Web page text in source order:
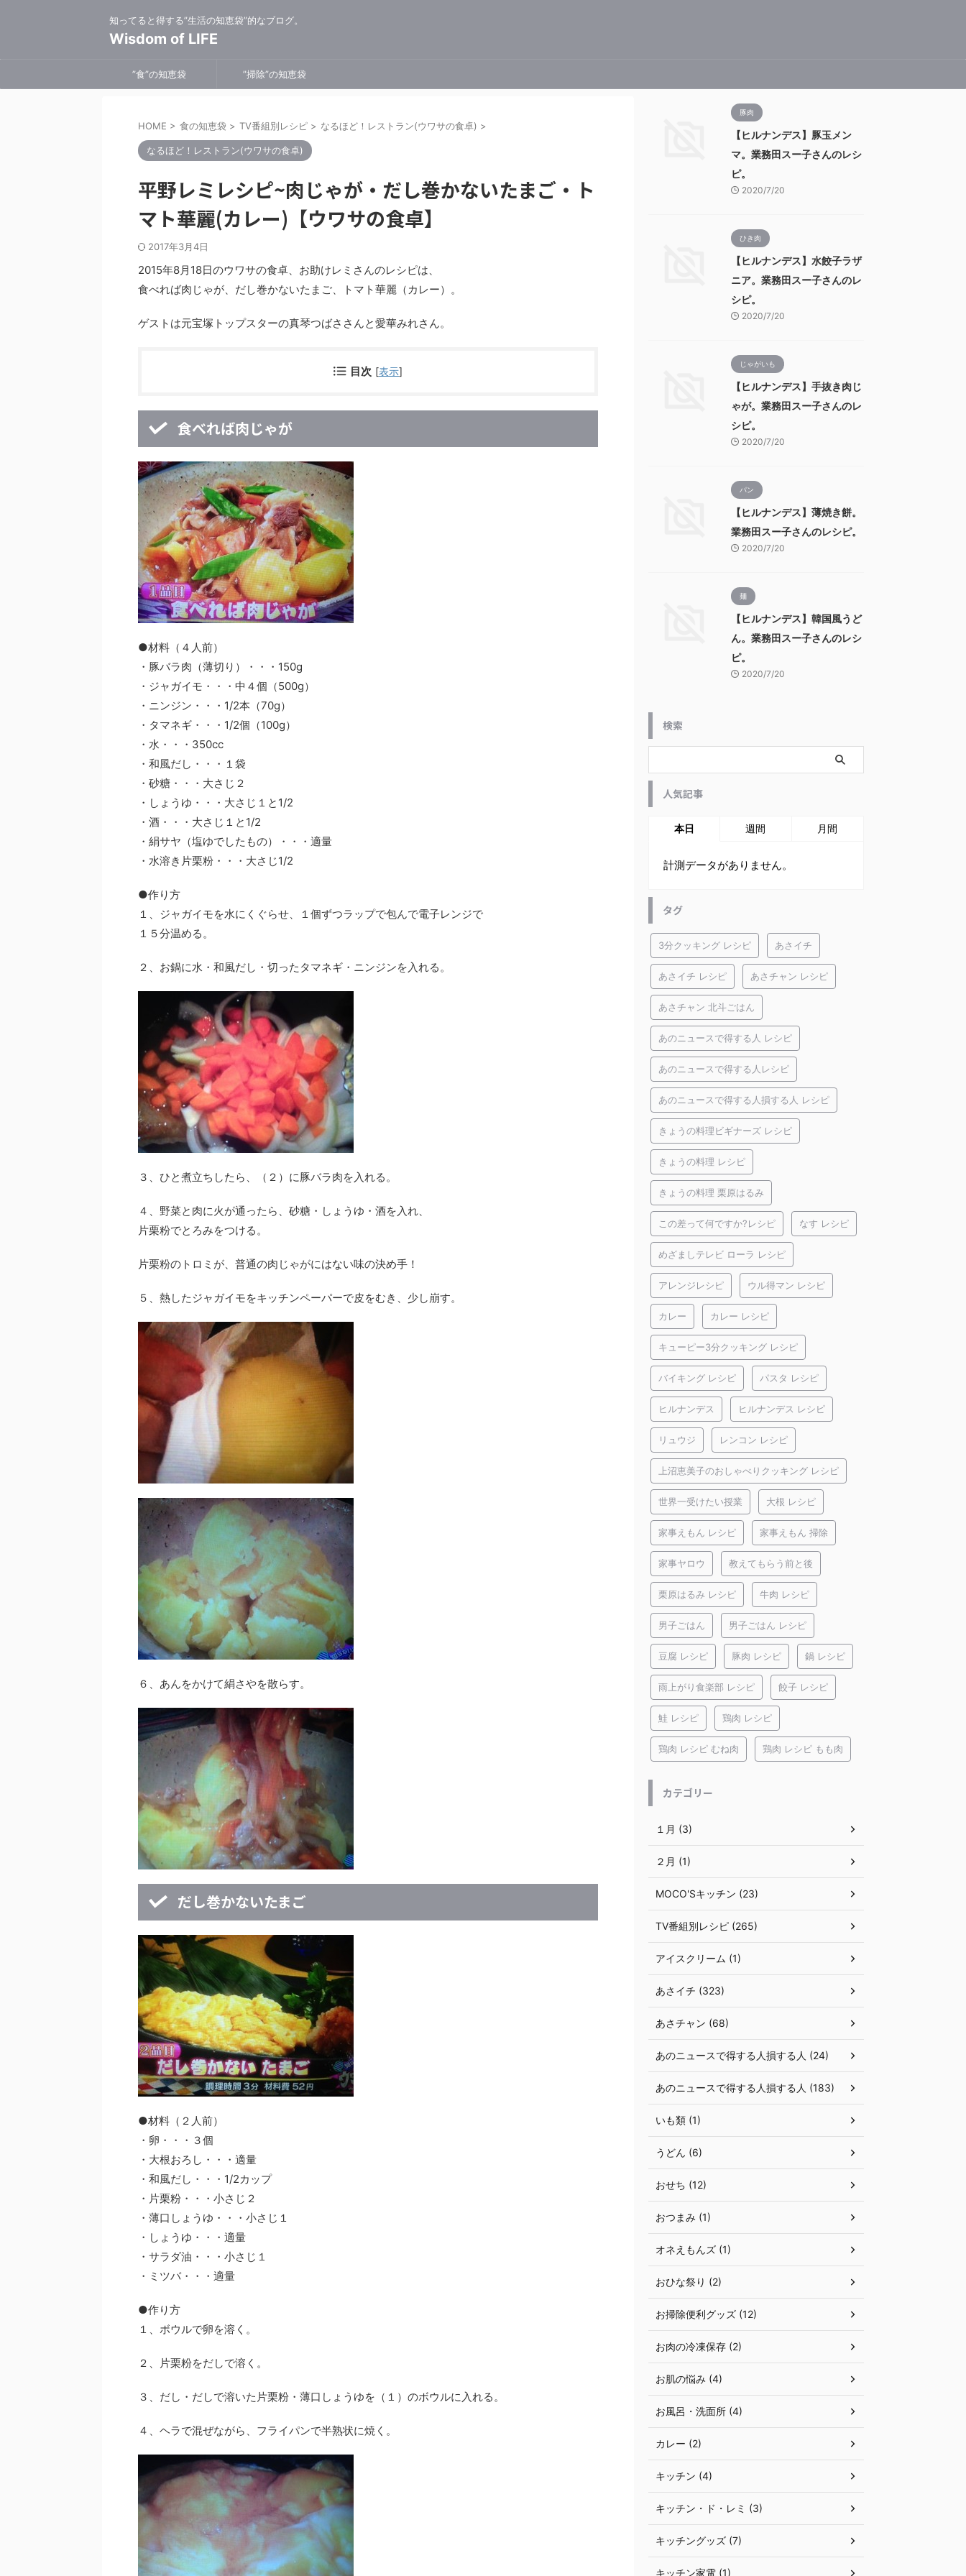
知ってると得する”生活の知恵袋”的なブログ。
Wisdom of LIFE
”食”の知恵袋 ”掃除”の知恵袋
HOME > 食の知恵袋 > TV番組別レシピ > なるほど！レストラン(ウワサの食卓) >
なるほど！レストラン(ウワサの食卓)
平野レミレシピ~肉じゃが・だし巻かないたまご・ト
マト華麗(カレー)【ウワサの食卓】
2017年3月4日
2015年8月18日のウワサの食卓、お助けレミさんのレシピは、
食べれば肉じゃが、だし巻かないたまご、トマト華麗（カレー）。
ゲストは元宝塚トップスターの真琴つばささんと愛華みれさん。
目次 [表示]
食べれば肉じゃが
●材料（４人前）
・豚バラ肉（薄切り）・・・150g
・ジャガイモ・・・中４個（500g）
・ニンジン・・・1/2本（70g）
・タマネギ・・・1/2個（100g）
・水・・・350cc
・和風だし・・・１袋
・砂糖・・・大さじ２
・しょうゆ・・・大さじ１と1/2
・酒・・・大さじ１と1/2
・絹サヤ（塩ゆでしたもの）・・・適量
・水溶き片栗粉・・・大さじ1/2
●作り方
１、ジャガイモを水にくぐらせ、１個ずつラップで包んで電子レンジで
１５分温める。
２、お鍋に水・和風だし・切ったタマネギ・ニンジンを入れる。
３、ひと煮立ちしたら、（２）に豚バラ肉を入れる。
４、野菜と肉に火が通ったら、砂糖・しょうゆ・酒を入れ、
片栗粉でとろみをつける。
片栗粉のトロミが、普通の肉じゃがにはない味の決め手！
５、熱したジャガイモをキッチンペーパーで皮をむき、少し崩す。
６、あんをかけて絹さやを散らす。
だし巻かないたまご
●材料（２人前）
・卵・・・３個
・大根おろし・・・適量
・和風だし・・・1/2カップ
・片栗粉・・・小さじ２
・薄口しょうゆ・・・小さじ１
・しょうゆ・・・適量
・サラダ油・・・小さじ１
・ミツバ・・・適量
●作り方
１、ボウルで卵を溶く。
２、片栗粉をだしで溶く 。
３、だし・だしで溶いた片栗粉・薄口しょうゆを（１）のボウルに入れる。
４、 ヘラで混ぜながら 、フライパンで半熟状に焼く。
豚肉
【ヒルナンデス】豚玉メン
マ。業務田スー子さんのレシ
ピ。
2020/7/20
ひき肉
【ヒルナンデス】水餃子ラザ
ニア。業務田スー子さんのレ
シピ。
2020/7/20
じゃがいも
【ヒルナンデス】手抜き肉じ
ゃが。業務田スー子さんのレ
シピ。
2020/7/20
パン
【ヒルナンデス】薄焼き餅。
業務田スー子さんのレシピ。
2020/7/20
麺
【ヒルナンデス】韓国風うど
ん。業務田スー子さんのレシ
ピ。
2020/7/20
検索
人気記事
本日 週間 月間
計測データがありません。
タグ
3分クッキング レシピ あさイチ
あさイチ レシピ あさチャン レシピ
あさチャン 北斗ごはん
あのニュースで得する人 レシピ
あのニュースで得する人レシピ
あのニュースで得する人損する人 レシピ
きょうの料理ビギナーズ レシピ
きょうの料理 レシピ
きょうの料理 栗原はるみ
この差って何ですか?レシピ なす レシピ
めざましテレビ ローラ レシピ
アレンジレシピ ウル得マン レシピ
カレー カレー レシピ
キューピー3分クッキング レシピ
バイキング レシピ パスタ レシピ
ヒルナンデス ヒルナンデス レシピ
リュウジ レンコン レシピ
上沼恵美子のおしゃべりクッキング レシピ
世界一受けたい授業 大根 レシピ
家事えもん レシピ 家事えもん 掃除
家事ヤロウ 教えてもらう前と後
栗原はるみ レシピ 牛肉 レシピ
男子ごはん 男子ごはん レシピ
豆腐 レシピ 豚肉 レシピ 鍋 レシピ
雨上がり食楽部 レシピ 餃子 レシピ
鮭 レシピ 鶏肉 レシピ
鶏肉 レシピ むね肉 鶏肉 レシピ もも肉
カテゴリー
１月 (3)
２月 (1)
MOCO'Sキッチン (23)
TV番組別レシピ (265)
アイスクリーム (1)
あさイチ (323)
あさチャン (68)
あのニュースで得する人損する人 (24)
あのニュースで得する人損する人 (183)
いも類 (1)
うどん (6)
おせち (12)
おつまみ (1)
オネえもんズ (1)
おひな祭り (2)
お掃除便利グッズ (12)
お肉の冷凍保存 (2)
お肌の悩み (4)
お風呂・洗面所 (4)
カレー (2)
キッチン (4)
キッチン・ド・レミ (3)
キッチングッズ (7)
キッチン家電 (1)